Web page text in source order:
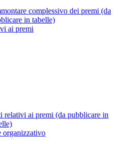
complessivo dei premi (da
in tabelle)
ai premi
relativi ai premi (da pubblicare in
organizzativo